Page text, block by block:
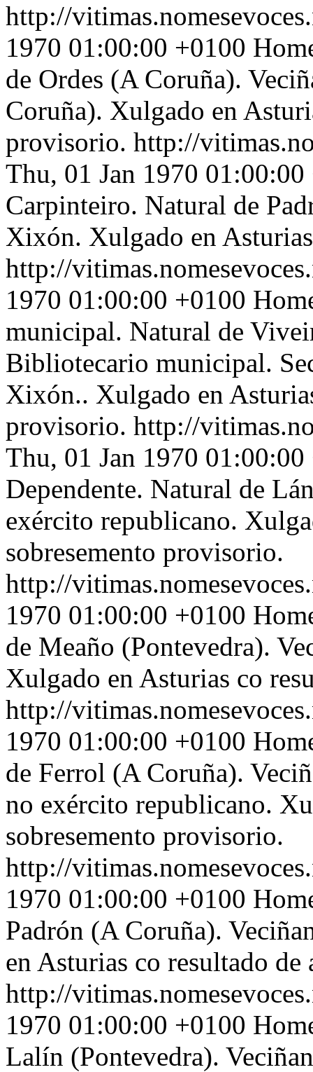
http://
1970 01:00:00 +0100
de Ordes (A Coruña).
Coruña). Xulgado en
provisorio. http://
Thu, 01 Jan 1970 01:00:00
Carpinteiro. Natural de
Xixón. Xulgado en
http://
1970 01:00:00 +0100
municipal. Natural de
Bibliotecario municipal.
Xixón.. Xulgado en
provisorio. http://
Thu, 01 Jan 1970 01:00:00
Dependente. Natural de
exército republicano.
sobresemento provisorio.
http://
1970 01:00:00 +0100
de Meaño (Pontevedra).
Xulgado en Asturias co
http://
1970 01:00:00 +0100
de Ferrol (A Coruña).
no exército republicano.
sobresemento provisorio.
http://
1970 01:00:00 +0100
Padrón (A Coruña).
en Asturias co resultado de
http://
1970 01:00:00 +0100
Lalín (Pontevedra).